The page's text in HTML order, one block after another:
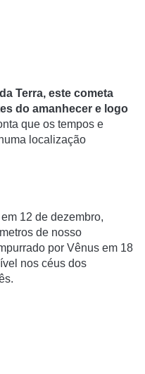
Terra, este cometa
do amanhecer e logo
que os tempos e
localização
12 de dezembro,
de nosso
por Vênus em 18
nos céus dos